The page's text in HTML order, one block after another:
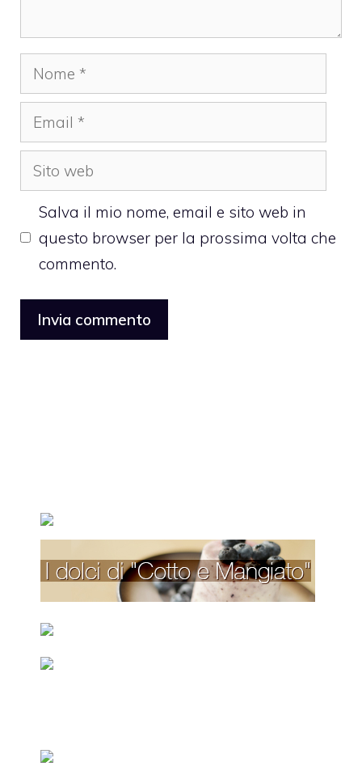
Nome
Email
Sito
web
Salva il mio nome, email e sito web in
questo browser per la prossima volta che
commento.